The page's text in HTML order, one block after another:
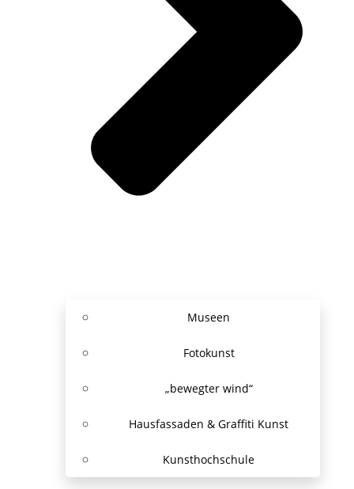
Museen
Fotokunst
„bewegter wind“
Hausfassaden & Graffiti Kunst
Kunsthochschule